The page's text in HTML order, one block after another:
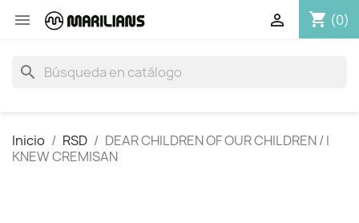
 shopping_cart (0)

search
Inicio RSD
DEAR CHILDREN OF OUR CHILDREN / I
KNEW CREMISAN